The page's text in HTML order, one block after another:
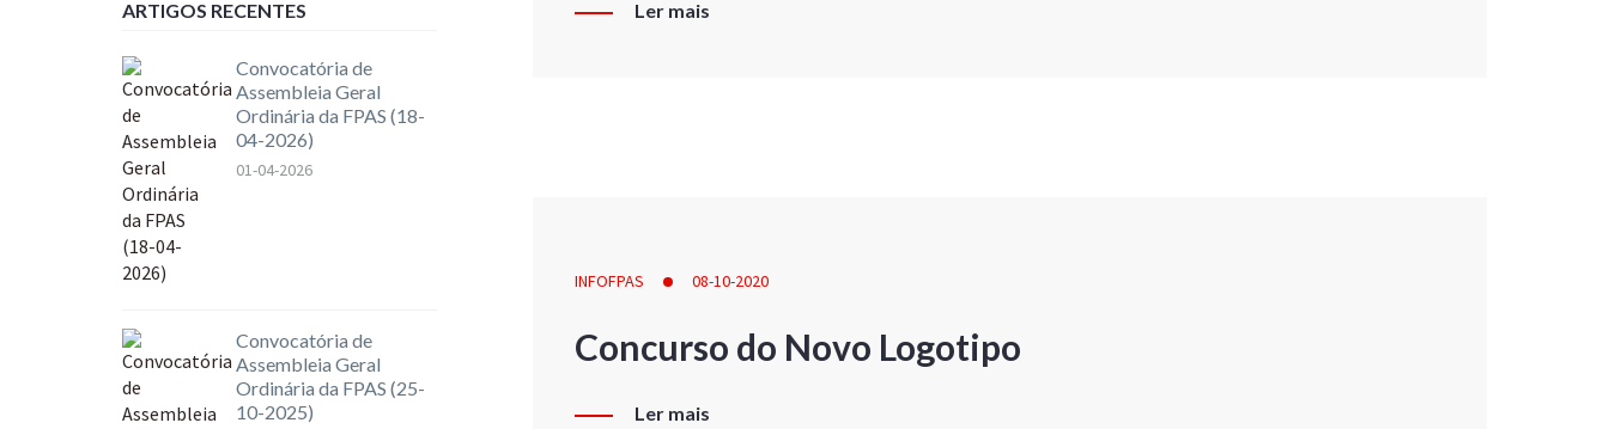
Ler mais
INFOFPAS 08-10-2020
Concurso do Novo Logotipo
Ler mais
ARTIGOS RECENTES
Convocatória de
Assembleia Geral
Ordinária da FPAS (18-
04-2026)
01-04-2026
Convocatória de
Assembleia Geral
Ordinária da FPAS (25-
10-2025)